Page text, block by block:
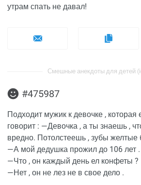
утрам спать не давал!
Смешные анекдоты для детей
#475987
Подходит мужик к девочке , которая
говорит : —Девочка , а ты знаешь ,
вредно. Потолстеешь , зубы желтые
—А мой дедушка прожил до 106 лет .
—Что , он каждый день ел конфеты ?
—Нет , он не лез не в свое дело .